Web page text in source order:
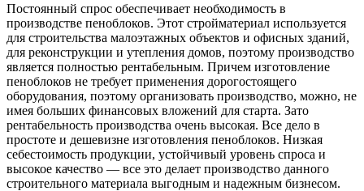
Постоянный спрос обеспечивает необходимость в
производстве пеноблоков. Этот стройматериал используется
для строительства малоэтажных объектов и офисных зданий,
для реконструкции и утепления домов, поэтому производство
является полностью рентабельным. Причем изготовление
пеноблоков не требует применения дорогостоящего
оборудования, поэтому организовать производство, можно, не
имея больших финансовых вложений для старта. Зато
рентабельность производства очень высокая. Все дело в
простоте и дешевизне изготовления пеноблоков. Низкая
себестоимость продукции, устойчивый уровень спроса и
высокое качество — все это делает производство данного
строительного материала выгодным и надежным бизнесом.